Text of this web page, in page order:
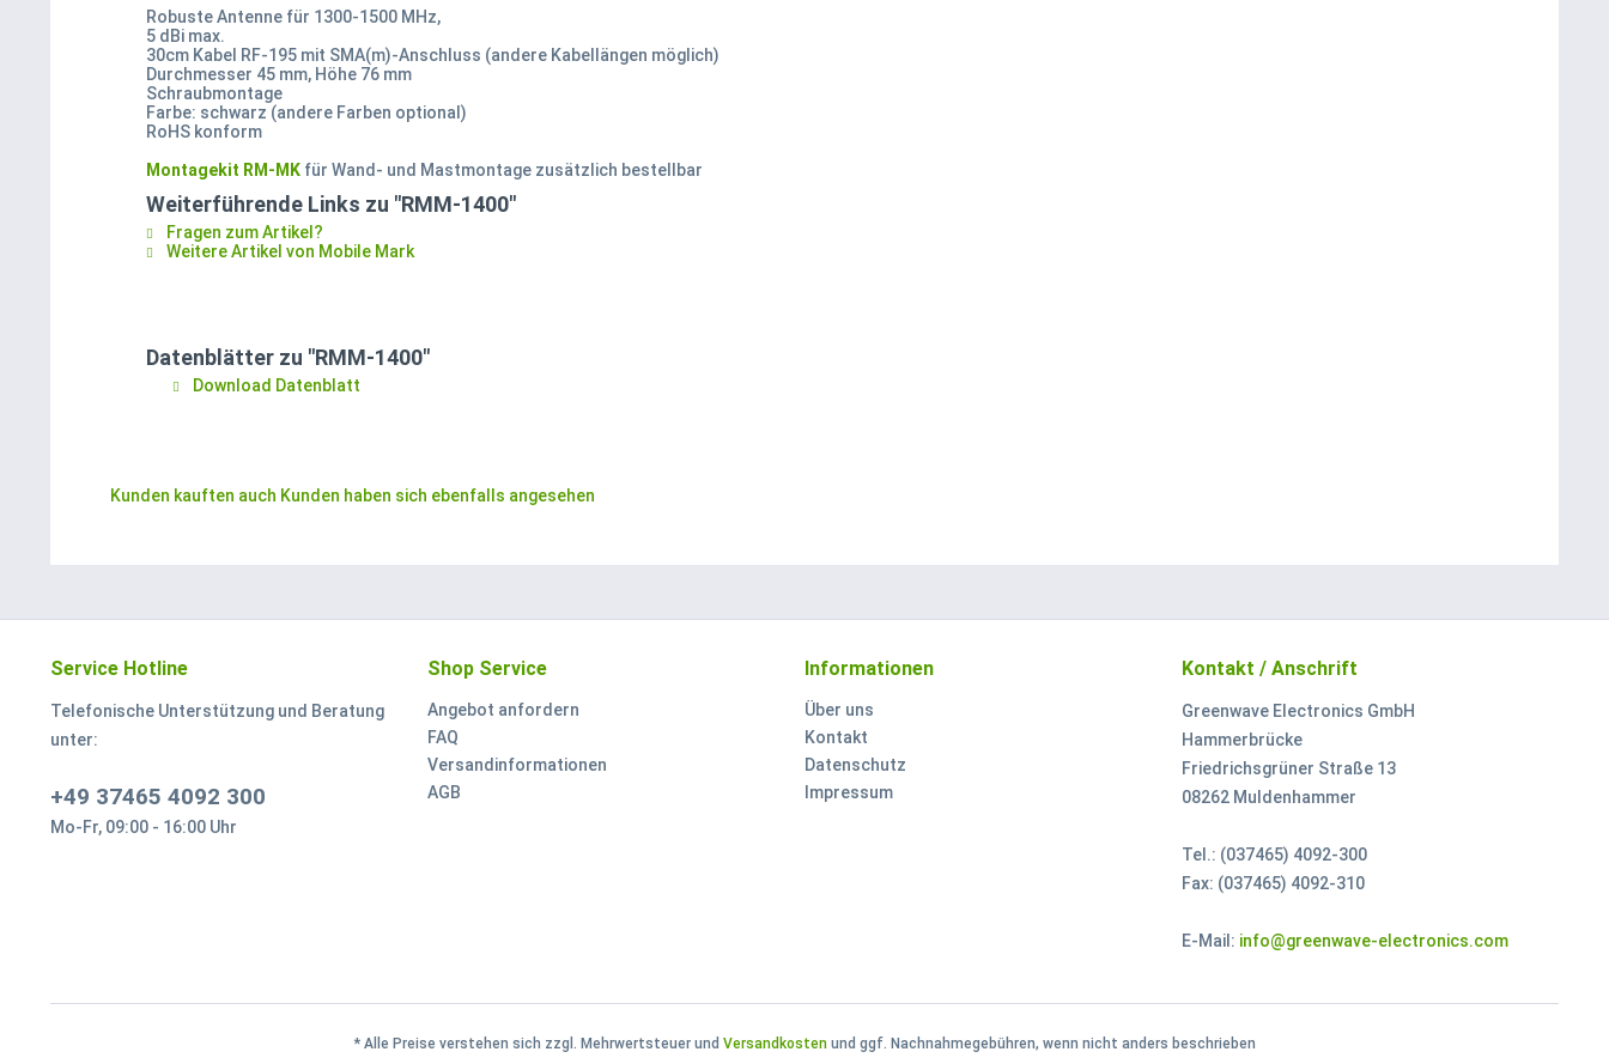
Robuste Antenne für 1300-1500 MHz,
5 dBi max.
30cm Kabel RF-195 mit SMA(m)-Anschluss (andere Kabellängen möglich)
Durchmesser 45 mm, Höhe 76 mm
Schraubmontage
Farbe: schwarz (andere Farben optional)
RoHS konform
Montagekit RM-MK für Wand- und Mastmontage zusätzlich bestellbar
Weiterführende Links zu "RMM-1400"
Fragen zum Artikel?
Weitere Artikel von Mobile Mark
Datenblätter zu "RMM-1400"
Download Datenblatt
Kunden kauften auch Kunden haben sich ebenfalls angesehen
Service Hotline
Telefonische Unterstützung und Beratung
unter:
+49 37465 4092 300
Mo-Fr, 09:00 - 16:00 Uhr
Shop Service
Angebot anfordern
FAQ
Versandinformationen
AGB
Informationen
Über uns
Kontakt
Datenschutz
Impressum
Kontakt / Anschrift
Greenwave Electronics GmbH
Hammerbrücke
Friedrichsgrüner Straße 13
08262 Muldenhammer
Tel.: (037465) 4092-300
Fax: (037465) 4092-310
E-Mail: info@greenwave-electronics.com
* Alle Preise verstehen sich zzgl. Mehrwertsteuer und Versandkostenund ggf. Nachnahmegebühren, wenn nicht anders beschrieben